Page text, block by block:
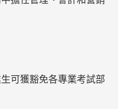
可獲豁免各專業考試部